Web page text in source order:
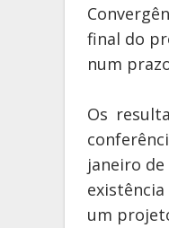
final do
num
Os
janeiro
um